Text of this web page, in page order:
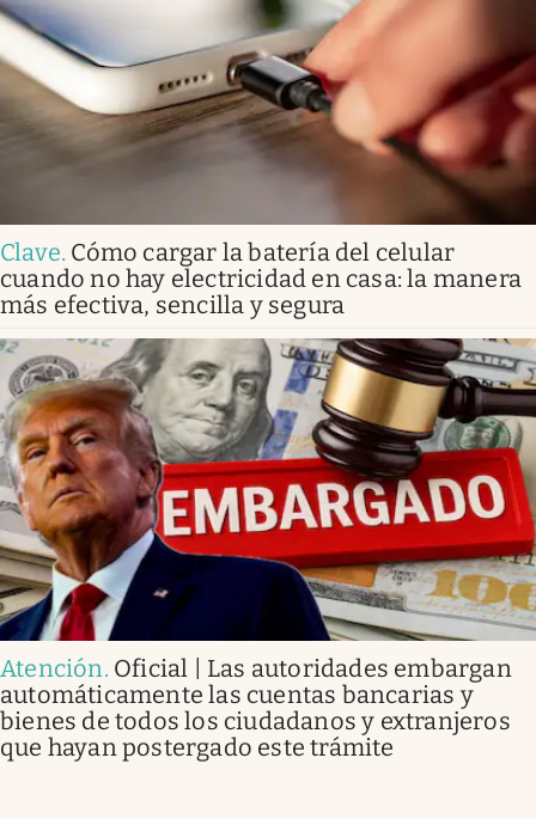
Clave. Cómo cargar la batería del celular
cuando no hay electricidad en casa: la manera
más efectiva, sencilla y segura
Atención. Oficial | Las autoridades embargan
automáticamente las cuentas bancarias y
bienes de todos los ciudadanos y extranjeros
que hayan postergado este trámite